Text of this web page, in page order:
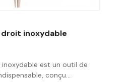
Acheter
inoxydable
est un outil de
conçu...